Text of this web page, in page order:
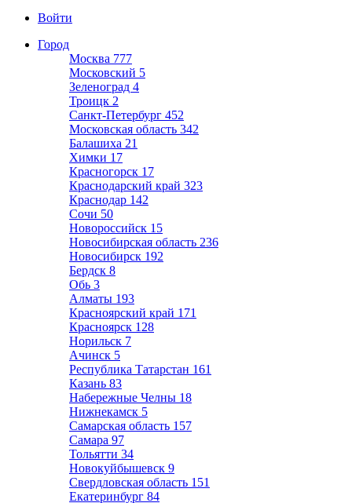
Войти
Город
Москва 777
Московский 5
Зеленоград 4
Троицк 2
Санкт-Петербург 452
Московская область 342
Балашиха 21
Химки 17
Красногорск 17
Краснодарский край 323
Краснодар 142
Сочи 50
Новороссийск 15
Новосибирская область 236
Новосибирск 192
Бердск 8
Обь 3
Алматы 193
Красноярский край 171
Красноярск 128
Норильск 7
Ачинск 5
Республика Татарстан 161
Казань 83
Набережные Челны 18
Нижнекамск 5
Самарская область 157
Самара 97
Тольятти 34
Новокуйбышевск 9
Свердловская область 151
Екатеринбург 84